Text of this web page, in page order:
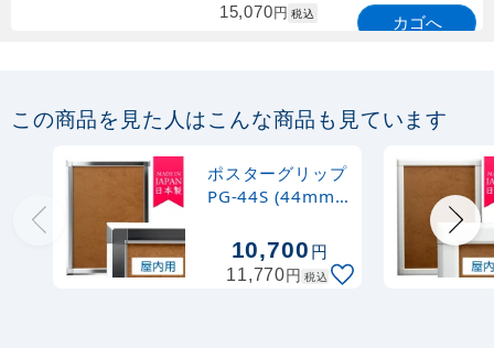
15,070円 税込 カゴへ
A2/B2/A1/B1対応 (L-Stand)
12,760円 税込
8月9日迄 カゴへ
この商品を見た人はこんな商品も見ています
ポスターグリップ
PG-44S (44mm
内用 角型 化研ク
ローム ※吊り下げ
金具・紐 別売
10,700円
11,770円 税込